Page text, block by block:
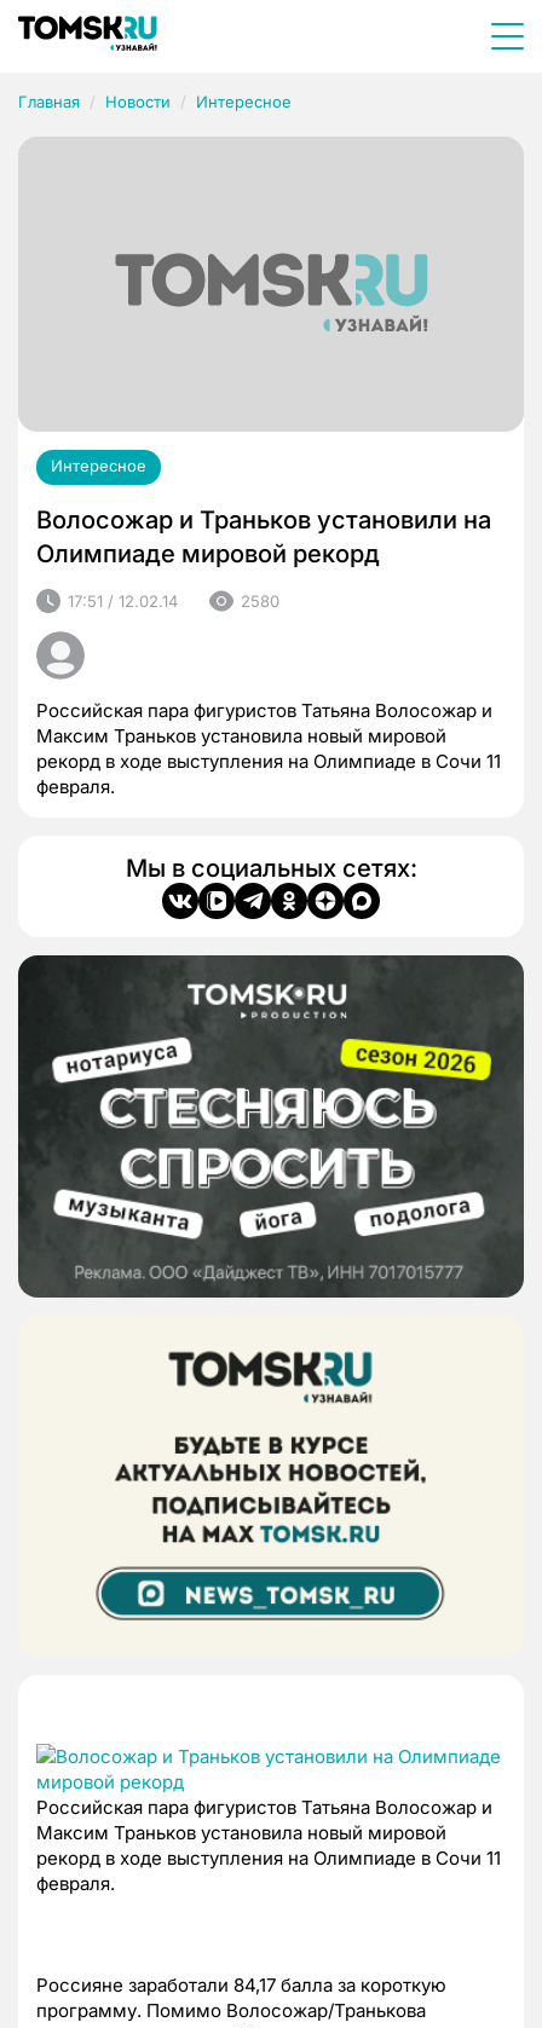
Главная Новости Интересное
Интересное
Волосожар и Траньков установили на
Олимпиаде мировой рекорд
17:51 / 12.02.14 2580
Российская пара фигуристов Татьяна Волосожар и
Максим Траньков установила новый мировой
рекорд в ходе выступления на Олимпиаде в Сочи 11
февраля.
Мы в социальных сетях:
Российская пара фигуристов Татьяна Волосожар и
Максим Траньков установила новый мировой
рекорд в ходе выступления на Олимпиаде в Сочи 11
февраля.
Россияне заработали 84,17 балла за короткую
программу. Помимо Волосожар/Транькова